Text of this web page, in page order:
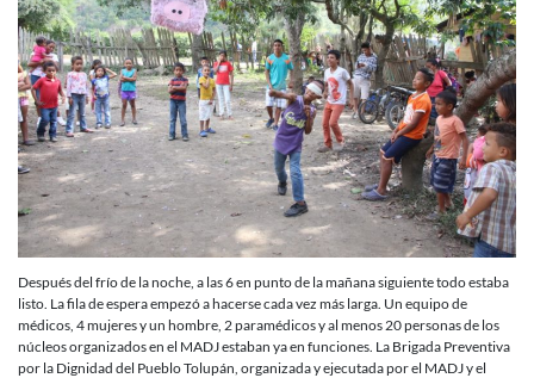
Después del frío de la noche, a las 6 en punto de la mañana siguiente todo estaba
listo. La fila de espera empezó a hacerse cada vez más larga. Un equipo de
médicos, 4 mujeres y un hombre, 2 paramédicos y al menos 20 personas de los
núcleos organizados en el MADJ estaban ya en funciones. La Brigada Preventiva
por la Dignidad del Pueblo Tolupán, organizada y ejecutada por el MADJ y el